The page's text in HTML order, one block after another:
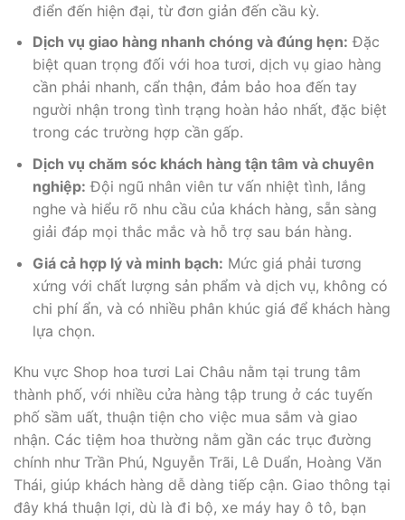
điển đến hiện đại, từ đơn giản đến cầu kỳ.
Dịch vụ giao hàng nhanh chóng và đúng hẹn: Đặc
biệt quan trọng đối với hoa tươi, dịch vụ giao hàng
cần phải nhanh, cẩn thận, đảm bảo hoa đến tay
người nhận trong tình trạng hoàn hảo nhất, đặc biệt
trong các trường hợp cần gấp.
Dịch vụ chăm sóc khách hàng tận tâm và chuyên
nghiệp: Đội ngũ nhân viên tư vấn nhiệt tình, lắng
nghe và hiểu rõ nhu cầu của khách hàng, sẵn sàng
giải đáp mọi thắc mắc và hỗ trợ sau bán hàng.
Giá cả hợp lý và minh bạch: Mức giá phải tương
xứng với chất lượng sản phẩm và dịch vụ, không có
chi phí ẩn, và có nhiều phân khúc giá để khách hàng
lựa chọn.
Khu vực Shop hoa tươi Lai Châu nằm tại trung tâm
thành phố, với nhiều cửa hàng tập trung ở các tuyến
phố sầm uất, thuận tiện cho việc mua sắm và giao
nhận. Các tiệm hoa thường nằm gần các trục đường
chính như Trần Phú, Nguyễn Trãi, Lê Duẩn, Hoàng Văn
Thái, giúp khách hàng dễ dàng tiếp cận. Giao thông tại
đây khá thuận lợi, dù là đi bộ, xe máy hay ô tô, bạn